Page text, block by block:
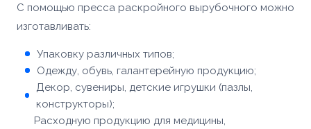
С помощью пресса раскройного вырубочного можно
изготавливать:
Упаковку различных типов;
Одежду, обувь, галантерейную продукцию;
Декор, сувениры, детские игрушки (пазлы,
конструкторы);
Расходную продукцию для медицины,